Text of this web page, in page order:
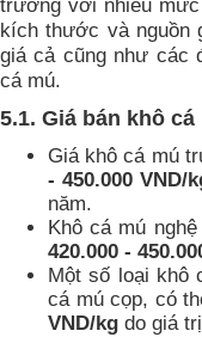
trường với nhiều
kích thước và nguồn
giá cả cũng như các
cá mú.
5.1. Giá bán khô
Giá khô cá mú
- 450.000 VND/
năm.
Khô cá mú
420.000 -
Một số loại khô
cá mú cọp, có
VND/kg do giá